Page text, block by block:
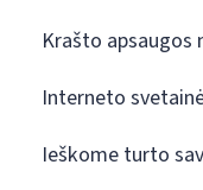
Krašto
Interneto
Ieškome turto